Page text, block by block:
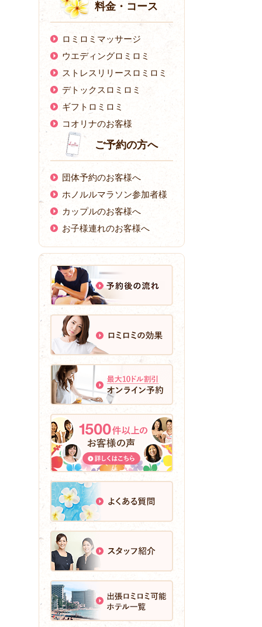
料金・コース
ロミロミマッサージ
ウエディングロミロミ
ストレスリリースロミロミ
デトックスロミロミ
ギフトロミロミ
コオリナのお客様
ご予約の方へ
団体予約のお客様へ
ホノルルマラソン参加者様
カップルのお客様へ
お子様連れのお客様へ